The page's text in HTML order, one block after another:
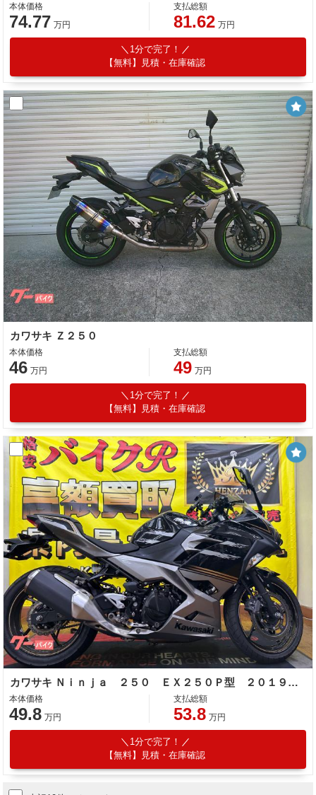
本体価格
74.77 万円
支払総額
81.62 万円
1分で完了！
【無料】見積・在庫確認
カワサキ Ｚ２５０
本体価格
46 万円
支払総額
49 万円
1分で完了！
【無料】見積・在庫確認
カワサキ Ｎｉｎｊａ ２５０ ＥＸ２５０Ｐ型 ２０１９年モデル 社外グリップ スマホホルダー ＵＳＢポート 社外レバー
本体価格
49.8 万円
支払総額
53.8 万円
1分で完了！
【無料】見積・在庫確認